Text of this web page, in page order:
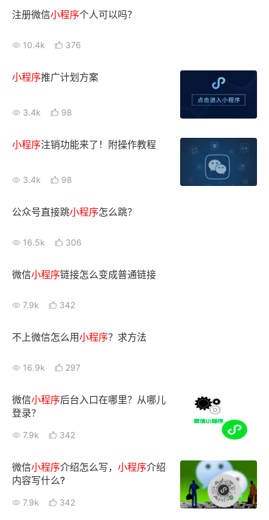
注册微信小程序个人可以吗？
10.4k 376
小程序推广计划方案
3.4k 98
小程序注销功能来了！附操作教程
3.4k 98
公众号直接跳小程序怎么跳？
16.5k 306
微信小程序链接怎么变成普通链接
7.9k 342
不上微信怎么用小程序？求方法
16.9k 297
微信小程序后台入口在哪里？从哪儿
登录？
7.9k 342
微信小程序介绍怎么写， 小程序介绍
内容写什么?
7.9k 342